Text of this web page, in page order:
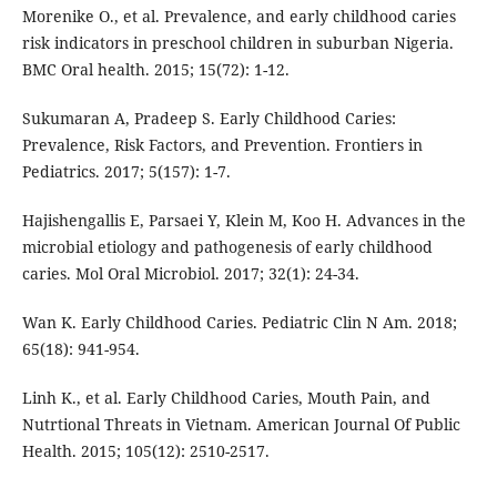
Morenike O., et al. Prevalence, and early childhood caries
risk indicators in preschool children in suburban Nigeria.
BMC Oral health. 2015; 15(72): 1-12.
Sukumaran A, Pradeep S. Early Childhood Caries:
Prevalence, Risk Factors, and Prevention. Frontiers in
Pediatrics. 2017; 5(157): 1-7.
Hajishengallis E, Parsaei Y, Klein M, Koo H. Advances in the
microbial etiology and pathogenesis of early childhood
caries. Mol Oral Microbiol. 2017; 32(1): 24-34.
Wan K. Early Childhood Caries. Pediatric Clin N Am. 2018;
65(18): 941-954.
Linh K., et al. Early Childhood Caries, Mouth Pain, and
Nutrtional Threats in Vietnam. American Journal Of Public
Health. 2015; 105(12): 2510-2517.